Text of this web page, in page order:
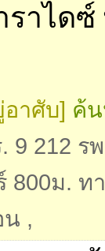
ราได
าศับ] ค้
9 212 ร
ม. ท
น ,